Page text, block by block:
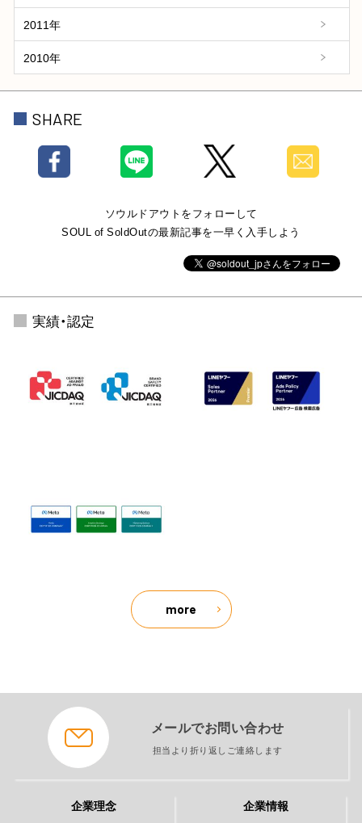
2011年
2010年
SHARE
ソウルドアウトをフォローして
SOUL of SoldOutの最新記事を一早く入手しよう
実績・認定
more
メールでお問い合わせ
担当より折り返しご連絡します
企業理念 企業情報